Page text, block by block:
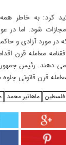
کرد: به خاطر همه
مجازات شود. اما
در مورد آزادی و
معامله قرن
می دهند. رئیس
قرن قانونی
فلسطین ماهاتیر محمد